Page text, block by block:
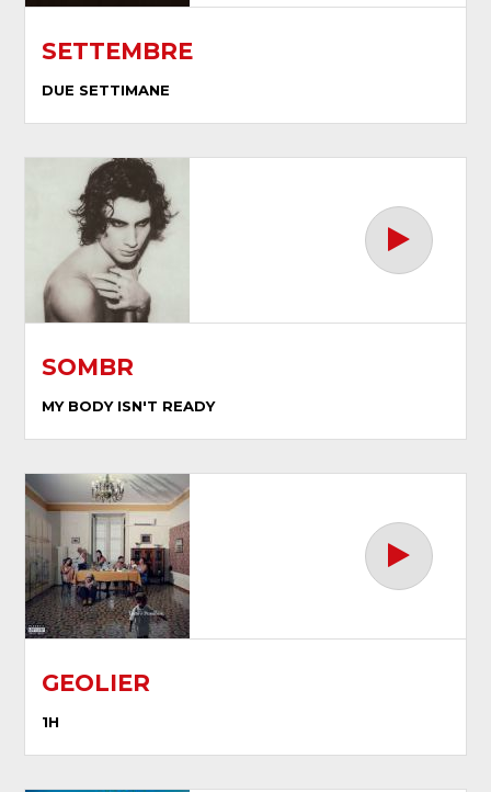
SETTEMBRE
DUE SETTIMANE
SOMBR
MY BODY ISN'T READY
GEOLIER
1H